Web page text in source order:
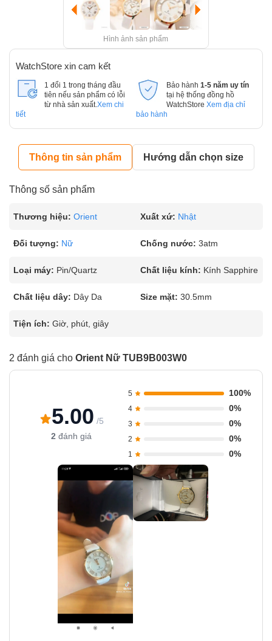
Hình ảnh sản phẩm
WatchStore xin cam kết
1 đổi 1 trong tháng đầu
tiên nếu sản phẩm có lỗi
từ nhà sản xuất. Xem chi
tiết
Bảo hành 1-5 năm uy tín
tại hệ thống đồng hồ
WatchStore Xem địa chỉ
bảo hành
Thông tin sản phẩm Hướng dẫn chọn size
Thông số sản phẩm
Thương hiệu: Orient Xuất xứ: Nhật
Đối tượng: Nữ Chống nước: 3atm
Loại máy: Pin/Quartz Chất liệu kính: Kính Sapphire
Chất liệu dây: Dây Da Size mặt: 30.5mm
Tiện ích: Giờ, phút, giây
2 đánh giá cho Orient Nữ TUB9B003W0
5.00 /5
2 đánh giá
5 100%
4 0%
3 0%
2 0%
1 0%